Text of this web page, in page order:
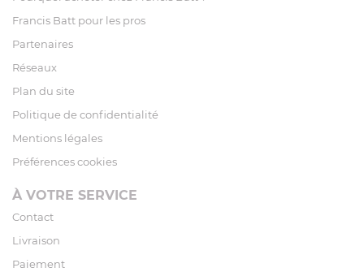
Francis Batt pour les pros
Partenaires
Réseaux
Plan du site
Politique de confidentialité
Mentions légales
Préférences cookies
À VOTRE SERVICE
Contact
Livraison
Paiement